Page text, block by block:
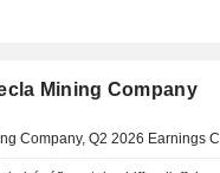
Mining Company
Company, Q2 2026 Earnings